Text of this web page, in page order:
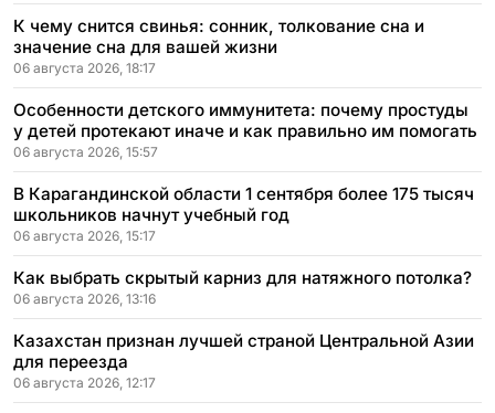
К чему снится свинья: сонник, толкование сна и
значение сна для вашей жизни
06 августа 2026, 18:17
Особенности детского иммунитета: почему простуды
у детей протекают иначе и как правильно им помогать
06 августа 2026, 15:57
В Карагандинской области 1 сентября более 175 тысяч
школьников начнут учебный год
06 августа 2026, 15:17
Как выбрать скрытый карниз для натяжного потолка?
06 августа 2026, 13:16
Казахстан признан лучшей страной Центральной Азии
для переезда
06 августа 2026, 12:17